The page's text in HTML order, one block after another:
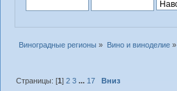
Виноградные регионы » Вино и виноделие»
Страницы: [1]2 3 ... 17 Вниз